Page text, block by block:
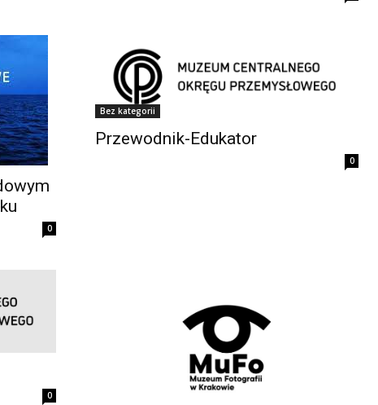
0
Bez kategorii
Przewodnik-Edukator
0
0